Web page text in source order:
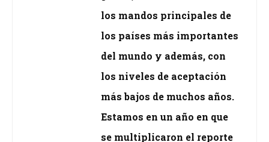
los mandos principales de
los países más importantes
del mundo y además, con
los niveles de aceptación
más bajos de muchos años.
Estamos en un año en que
se multiplicaron el reporte